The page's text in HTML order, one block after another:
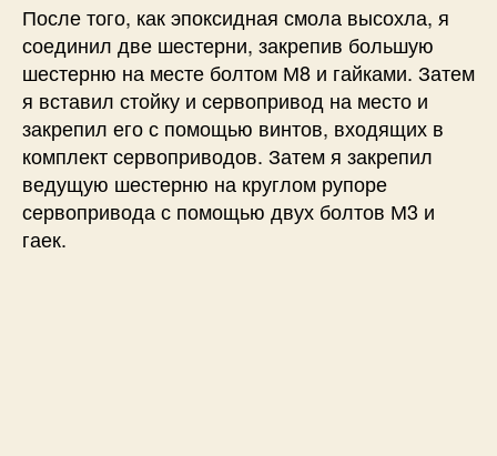
После того, как эпоксидная смола высохла, я
соединил две шестерни, закрепив большую
шестерню на месте болтом М8 и гайками. Затем
я вставил стойку и сервопривод на место и
закрепил его с помощью винтов, входящих в
комплект сервоприводов. Затем я закрепил
ведущую шестерню на круглом рупоре
сервопривода с помощью двух болтов М3 и
гаек.